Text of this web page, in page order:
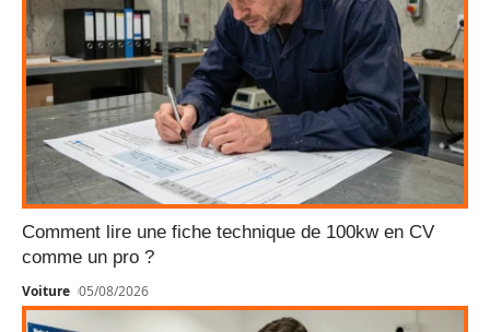
Comment lire une fiche technique de 100kw en CV
comme un pro ?
Voiture 05/08/2026